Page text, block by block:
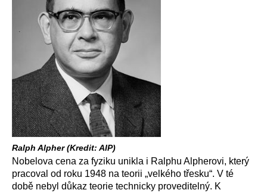
Ralph Alpher (Kredit: AIP)
Nobelova cena za fyziku unikla i Ralphu Alpherovi, který
pracoval od roku 1948 na teorii „velkého třesku“. V té
době nebyl důkaz teorie technicky proveditelný. K